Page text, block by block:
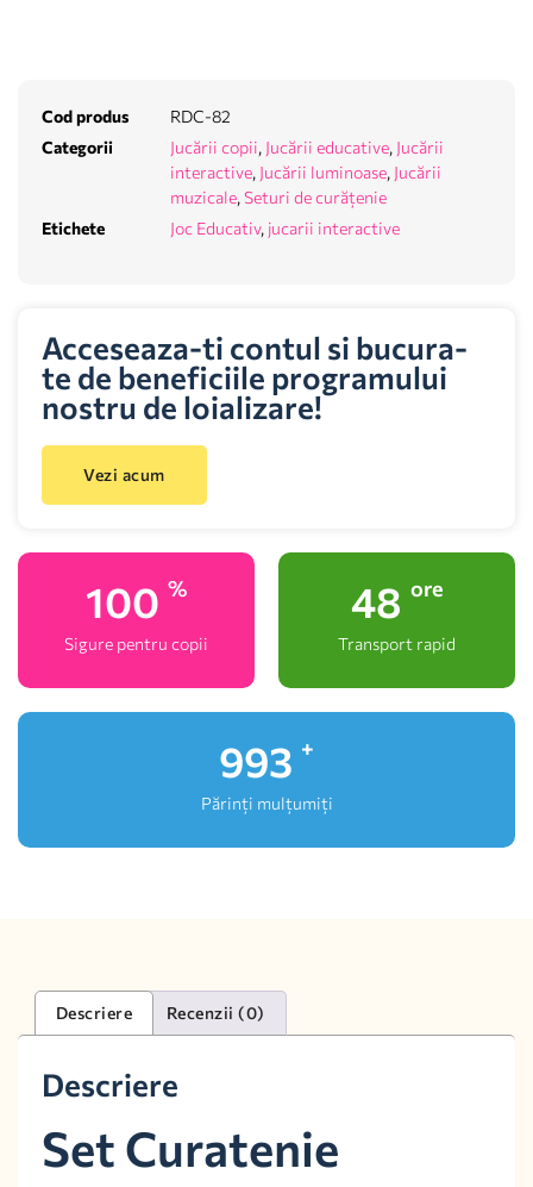
Cod produs
RDC-82
Categorii
Jucării copii, Jucării educative, Jucării
interactive, Jucării luminoase, Jucării
muzicale, Seturi de curățenie
Etichete
Joc Educativ, jucarii interactive
Acceseaza-ti contul si bucura-
te de beneficiile programului
nostru de loializare!
Vezi acum
100 %
Sigure pentru copii
48 ore
Transport rapid
1,000
Părinți mulțumiți
Descriere Recenzii (0)
Descriere
Set Curatenie